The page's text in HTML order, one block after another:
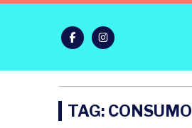
TAG: CONSUMO